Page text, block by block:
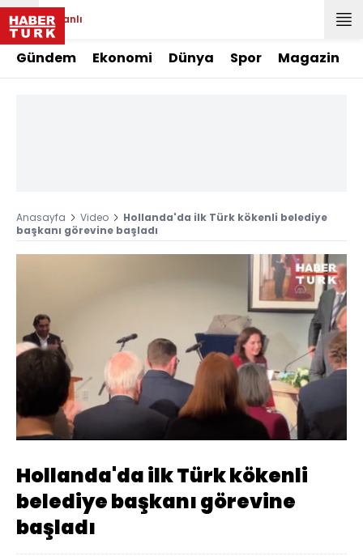
Canlı
Gündem Ekonomi Dünya Spor Magazin
Anasayfa Video
Hollanda'da ilk Türk kökenli belediye
başkanı görevine başladı
Sesi
Aç
Yüklendi
:
17.41%
Oynatma
Hızı
Hollanda'da ilk Türk kökenli
belediye başkanı görevine
başladı